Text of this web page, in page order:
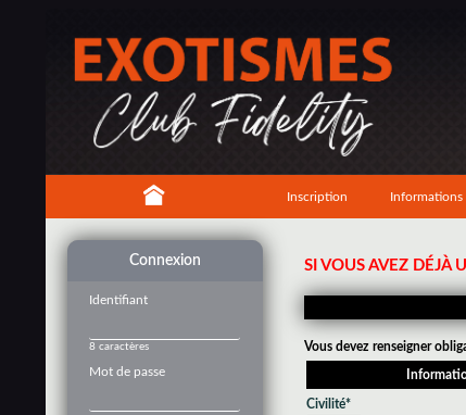
Inscription Informations
Connexion
Identifiant
8 caractères
Mot de passe
SI VOUS AVEZ DÉJÀ
Vous devez renseigner
Civilité*